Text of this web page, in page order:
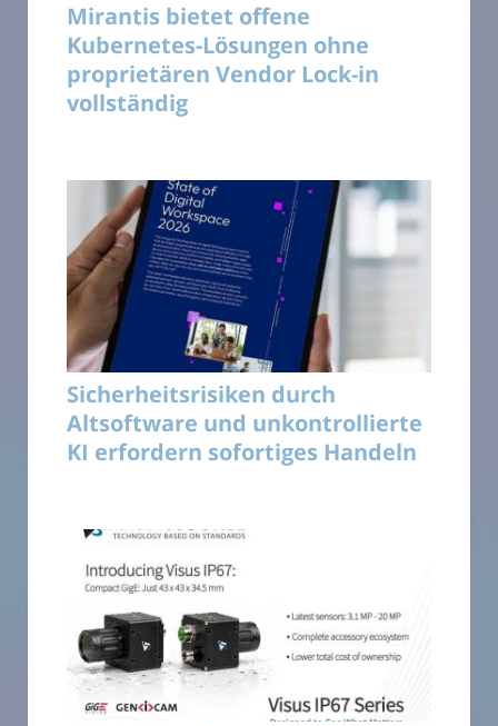
Mirantis bietet offene
Kubernetes-Lösungen ohne
proprietären Vendor Lock-in
vollständig
Sicherheitsrisiken durch
Altsoftware und unkontrollierte
KI erfordern sofortiges Handeln